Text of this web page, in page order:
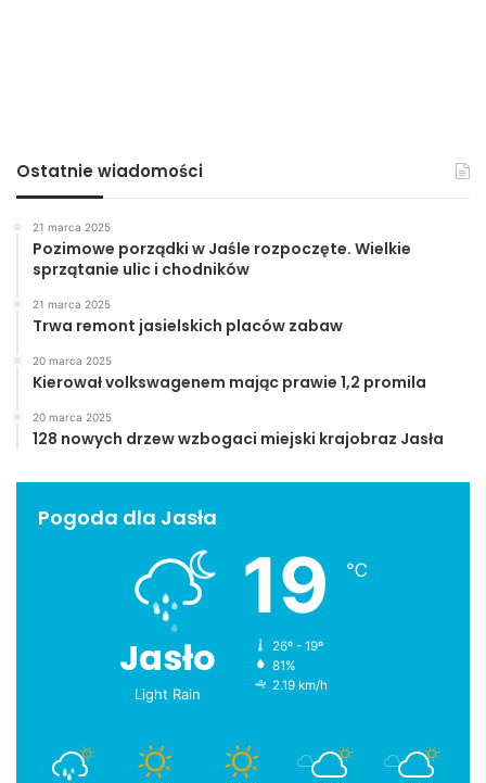
Ostatnie wiadomości
21 marca 2025
Pozimowe porządki w Jaśle rozpoczęte. Wielkie
sprzątanie ulic i chodników
21 marca 2025
Trwa remont jasielskich placów zabaw
20 marca 2025
Kierował volkswagenem mając prawie 1,2 promila
20 marca 2025
128 nowych drzew wzbogaci miejski krajobraz Jasła
Pogoda dla Jasła
Jasło
Light Rain
19 ℃
26º - 19º
81%
2.19 km/h